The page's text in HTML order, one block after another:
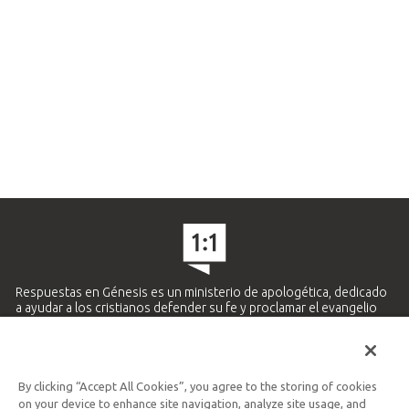
Respuestas en Génesis es un ministerio de apologética, dedicado
a ayudar a los cristianos defender su fe y proclamar el evangelio
Ministerio Hispano y Latinoamericano
By clicking “Accept All Cookies”, you agree to the storing of cookies
on your device to enhance site navigation, analyze site usage, and